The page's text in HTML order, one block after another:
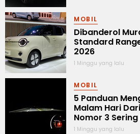
MOBIL
Dibanderol
Standard
2026
1 Minggu yang lalu
MOBIL
5 Panduan
Malam Hari
Nomor 3
1 Minggu yang lalu